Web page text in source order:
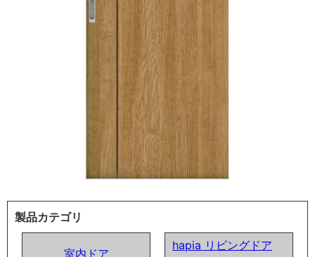
製品カテゴリ
室内ドア
hapia リビングドア